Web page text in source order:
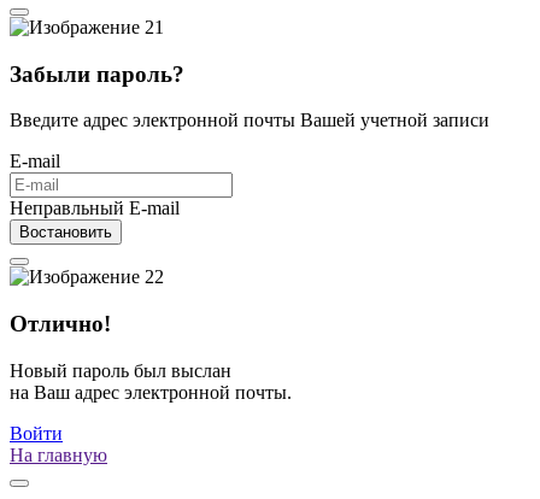
Забыли пароль?
Введите адрес электронной почты Вашей учетной записи
E-mail
Неправльный E-mail
Востановить
Отлично!
Новый пароль был выслан
на Ваш адрес электронной почты.
Войти
На главную